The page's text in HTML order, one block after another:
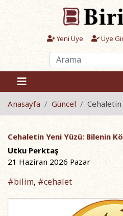
Yeni Üye Üye
Anasayfa Güncel Cehaletin
Cehaletin Yeni Yüzü: Bilenin
Utku Perktaş
21 Haziran 2026 Pazar
#bilim, #cehalet